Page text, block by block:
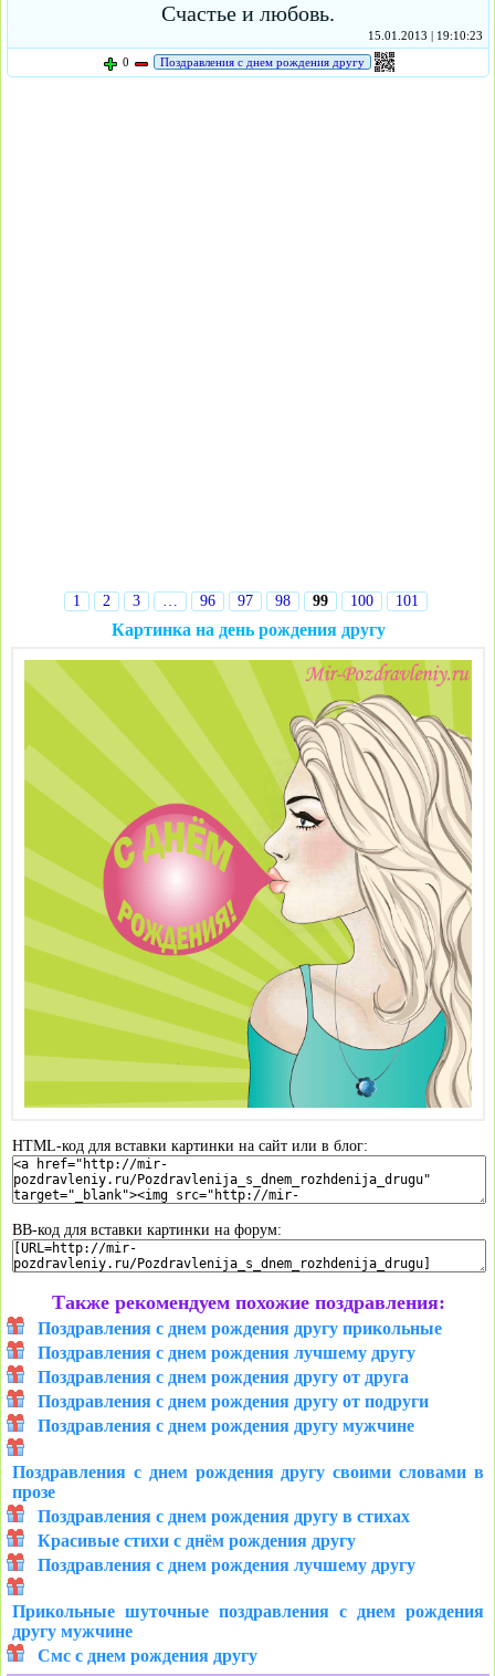
Счастье и любовь.
15.01.2013 | 19:10:23
0
Поздравления с днем рождения другу
1 2 3 … 96 97 98 99 100 101
Картинка на день рождения другу
HTML-код для вставки картинки на сайт или в блог:
BB-код для вставки картинки на форум:
Также рекомендуем похожие поздравления:
Поздравления с днем рождения другу прикольные
Поздравления с днем рождения лучшему другу
Поздравления с днем рождения другу от друга
Поздравления с днем рождения другу от подруги
Поздравления с днем рождения другу мужчине
Поздравления с днем рождения другу своими словами в
прозе
Поздравления с днем рождения другу в стихах
Красивые стихи с днём рождения другу
Поздравления с днем рождения лучшему другу
Прикольные шуточные поздравления с днем рождения
другу мужчине
Смс с днем рождения другу